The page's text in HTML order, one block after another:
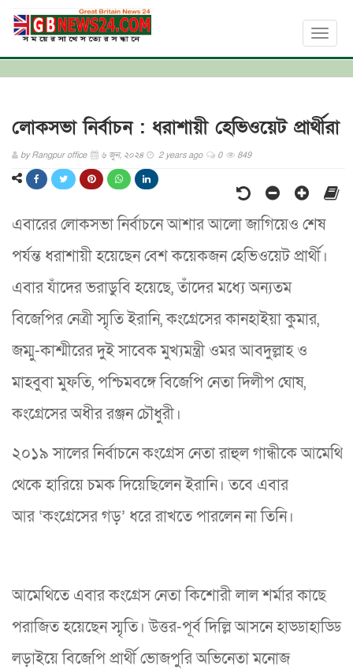
Toggle
লোকসভা নির্বাচন : ধরাশায়ী হেভিওয়েট প্রার্থীরা
byRangpur office ৬ জুন, ২০২৪ 2 years ago 0 849
এবারের লোকসভা নির্বাচনে আশার আলো জাগিয়েও শেষ
পর্যন্ত ধরাশায়ী হয়েছেন বেশ কয়েকজন হেভিওয়েট প্রার্থী।
এবার যাঁদের ভরাডুবি হয়েছে, তাঁদের মধ্যে অন্যতম
বিজেপির নেত্রী স্মৃতি ইরানি, কংগ্রেসের কানহাইয়া কুমার,
জম্মু-কাশ্মীরের দুই সাবেক মুখ্যমন্ত্রী ওমর আবদুল্লাহ ও
মাহবুবা মুফতি, পশ্চিমবঙ্গে বিজেপি নেতা দিলীপ ঘোষ,
কংগ্রেসের অধীর রঞ্জন চৌধুরী।
২০১৯ সালের নির্বাচনে কংগ্রেস নেতা রাহুল গান্ধীকে আমেথি
থেকে হারিয়ে চমক দিয়েছিলেন ইরানি। তবে এবার
আর ‘কংগ্রেসের গড়’ ধরে রাখতে পারলেন না তিনি।
আমেথিতে এবার কংগ্রেস নেতা কিশোরী লাল শর্মার কাছে
পরাজিত হয়েছেন স্মৃতি। উত্তর-পূর্ব দিল্লি আসনে হাড্ডাহাড্ডি
লড়াইয়ে বিজেপি প্রার্থী ভোজপুরি অভিনেতা মনোজ